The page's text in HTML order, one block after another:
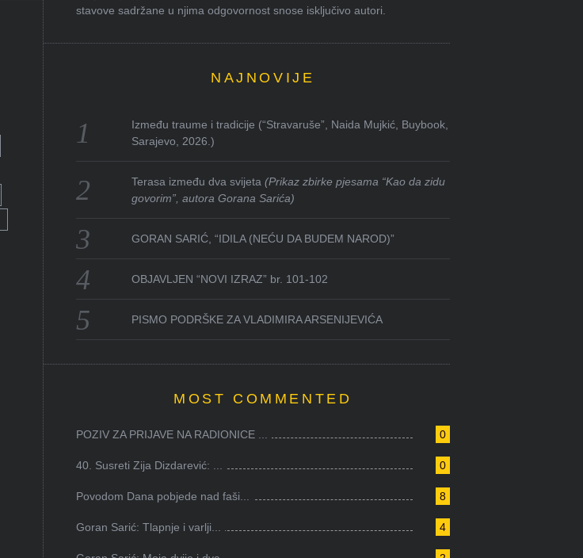
stavove sadržane u njima odgovornost snose isključivo autori.
NAJNOVIJE
Između traume i tradicije (“Stravaruše”, Naida Mujkić, Buybook,
Sarajevo, 2026.)
Terasa između dva svijeta(Prikaz zbirke pjesama “Kao da zidu
govorim”, autora Gorana Sarića)
GORAN SARIĆ, “IDILA (NEĆU DA BUDEM NAROD)”
OBJAVLJEN “NOVI IZRAZ” br. 101-102
PISMO PODRŠKE ZA VLADIMIRA ARSENIJEVIĆA
MOST COMMENTED
0
POZIV ZA PRIJAVE NA RADIONICE ...
0
40. Susreti Zija Dizdarević: ...
8
Povodom Dana pobjede nad faši...
4
Goran Sarić: Tlapnje i varlji...